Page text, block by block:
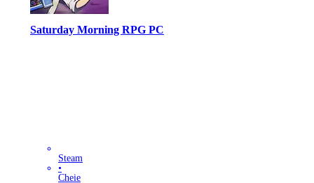
Saturday Morning RPG PC
Steam
•
Cheie